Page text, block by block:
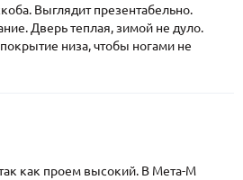
Выглядит презентабельно.
Дверь теплая, зимой не дуло.
низа, чтобы ногами не
как проем высокий. В Мета-М